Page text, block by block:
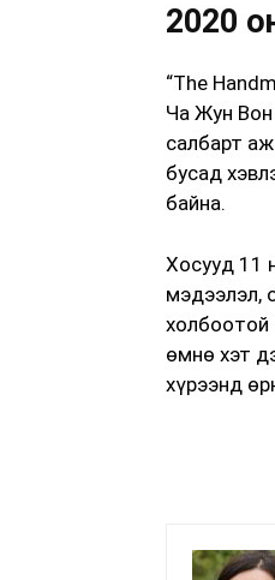
2020
“The
Ча Жун
салбарт
бусад
байна.
Хосууд 11
мэдээлэл,
холбоотой
өмнө хэт
хүрээнд